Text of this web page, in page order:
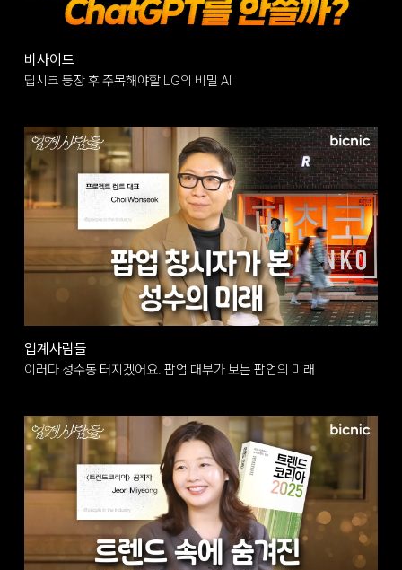
비사이드
딥시크 등장 후 주목해야할 LG의 비밀 AI
업계사람들
이러다 성수동 터지겠어요. 팝업 대부가 보는 팝업의 미래